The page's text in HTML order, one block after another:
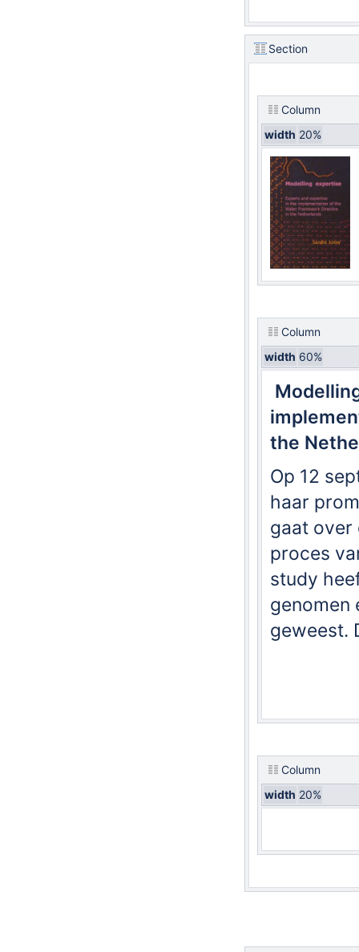
Section
Column
width 20%
Column
width 60%
the
Op 12
haar
gaat over
proces
study
genomen
geweest.
Column
width 20%